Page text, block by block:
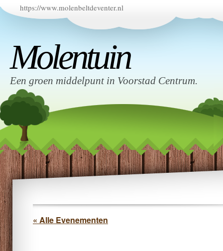
https://www.molenbeltdeventer.nl
Molentuin
Een groen middelpunt in Voorstad Centrum.
« Alle Evenementen